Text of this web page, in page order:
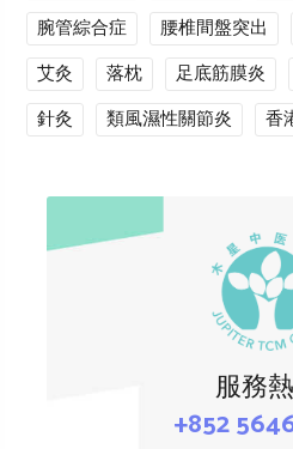
腕管綜合症
腰椎間盤突出
艾灸
落枕 足底筋膜炎
針灸
類風濕性關節炎 香
服務
+852